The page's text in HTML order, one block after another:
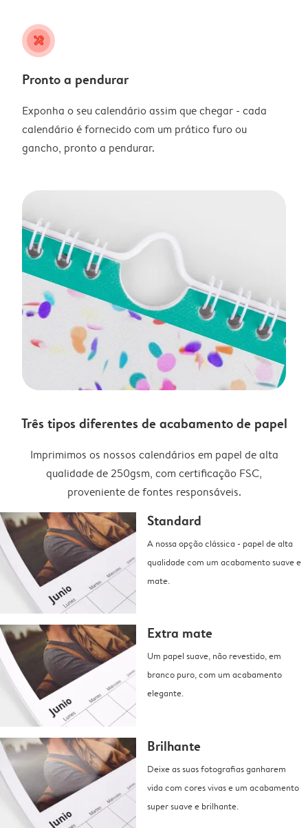
tools
Pronto a pendurar
Exponha o seu calendário assim que chegar - cada
calendário é fornecido com um prático furo ou
gancho, pronto a pendurar.
Três tipos diferentes de acabamento de papel
Imprimimos os nossos calendários em papel de alta
qualidade de 250gsm, com certificação FSC,
proveniente de fontes responsáveis.
Standard
A nossa opção clássica - papel de alta
qualidade com um acabamento suave e
mate.
Extra mate
Um papel suave, não revestido, em
branco puro, com um acabamento
elegante.
Brilhante
Deixe as suas fotografias ganharem
vida com cores vivas e um acabamento
super suave e brilhante.